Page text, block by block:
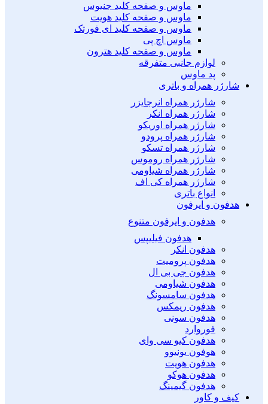
ماوس و صفحه کلید جنیوس
ماوس و صفحه کلید هویت
ماوس و صفحه کلید ای فورتک
ماوس اچ پی
ماوس و صفحه کلید هترون
لوازم جانبی متفرقه
پد ماوس
شارژر همراه و باتری
شارژر همراه انرجایزر
شارژر همراه انکر
شارژر همراه اوریکو
شارژر همراه پرودو
شارژر همراه تسکو
شارژر همراه روموس
شارژر همراه شیاومی
شارژر همراه کی اف
انواع باتری
هدفون و ایرفون
هدفون و ایرفون متنوع
هدفون فیلیپس
هدفون انکر
هدفون پرومیت
هدفون جی بی ال
هدفون شیاومی
هدفون سامسونگ
هدفون ریمکس
هدفون سونی
فوروارد
هدفون کیو سی وای
هوفون یونیوو
هدفون هویت
هدفون هوکو
هدفون گیمینگ
کیف و کاور